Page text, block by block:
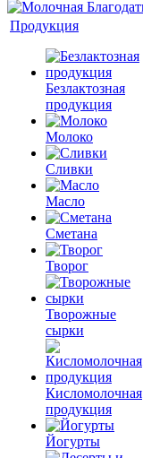
Продукция
Безлактозная
продукция
Молоко
Сливки
Масло
Сметана
Творог
Творожные
сырки
Кисломолочная
продукция
Йогурты